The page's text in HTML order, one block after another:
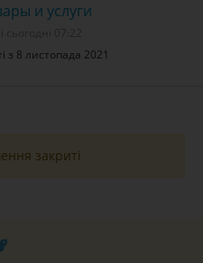
и услуги
з 8 листопада 2021
закриті